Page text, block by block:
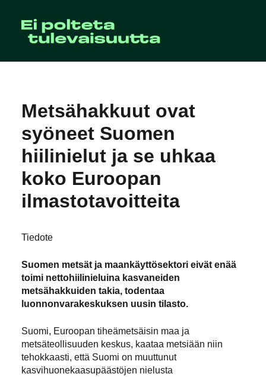
Metsähakkuut ovat
syöneet Suomen
hiilinielut ja se uhkaa
koko Euroopan
ilmastotavoitteita
Tiedote
Suomen metsät ja maankäyttösektori eivät enää
toimi nettohiilinieluina kasvaneiden
metsähakkuiden takia, todentaa
luonnonvarakeskuksen uusin tilasto.
Suomi, Euroopan tiheämetsäisin maa ja
metsäteollisuuden keskus, kaataa metsiään niin
tehokkaasti, että Suomi on muuttunut
kasvihuonekaasupäästöjen nielusta